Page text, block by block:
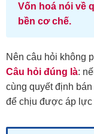
Vốn hoá nói về
bền cơ chế.
Nên câu hỏi không
Câu hỏi đúng là:
cùng quyết định
để chịu được áp lực